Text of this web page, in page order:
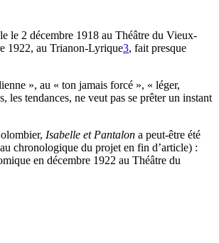
le 2 décembre 1918 au Théâtre du Vieux-
1922, au Trianon-Lyrique3, fait presque
», au « ton jamais forcé », « léger,
les tendances, ne veut pas se prêter un instant
Isabelle et Pantalon a peut-être été
chronologique du projet en fin d’article) :
en décembre 1922 au Théâtre du